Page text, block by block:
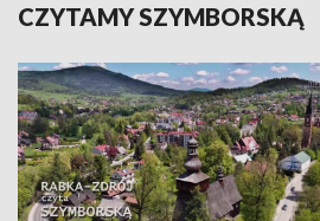
CZYTAMY SZYMBORSKĄ